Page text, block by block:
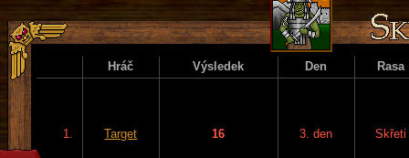
Hráč Výsledek Den Rasa
1. Target 16 3. den Skřeti